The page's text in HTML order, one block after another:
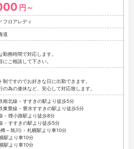
円～
フロアレディ
道
勤務時間で対応します。
にご相談して下さい。
制ですのでお好きな日に出勤できます。
の為の連休など、安心して対応致します。
南北線 - すすきの駅より徒歩5分
東豊線 - 豊水すすきの駅より徒歩5分
- 狸小路駅より徒歩8分
- すすきの駅より徒歩5分
～旭川) - 札幌駅より車10分
駅より車10分
駅より車10分